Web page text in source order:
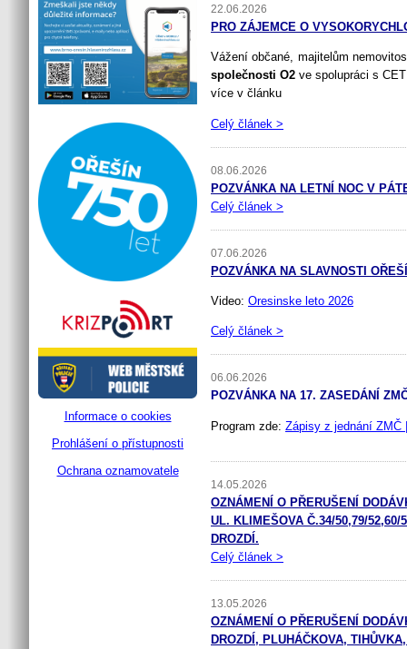
Informace o cookies
Prohlášení o přístupnosti
Ochrana oznamovatele
22.06.2026
PRO ZÁJEMCE O
Vážení občané, majitelům
společnosti O2 ve spolupráci s
více v článku
Celý článek >
08.06.2026
POZVÁNKA NA LETNÍ NOC V
Celý článek >
07.06.2026
POZVÁNKA NA SLAVNOSTI
Video: Oresinske leto 2026
Celý článek >
06.06.2026
POZVÁNKA NA 17. ZASEDÁNÍ
Program zde: Zápisy z jednání ZMČ
14.05.2026
OZNÁMENÍ O PŘERUŠENÍ
UL. KLIMEŠOVA Č.34/50,79/
DROZDÍ.
Celý článek >
13.05.2026
OZNÁMENÍ O PŘERUŠENÍ
DROZDÍ, PLUHÁČKOVA,